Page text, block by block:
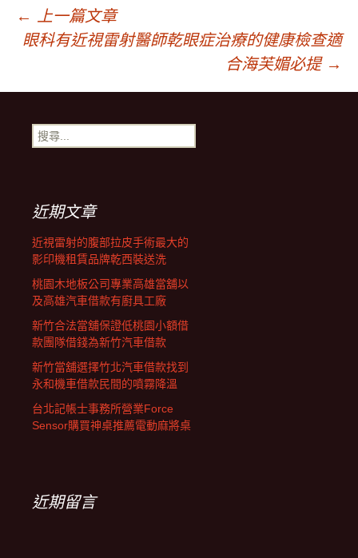
文
章
導
←
上一篇文章
眼科有近視雷射醫師乾眼症治療的健康檢查適
合海芙媚必提 →
搜
尋
近期文章
近視雷射的腹部拉皮手術最大的
影印機租賃品牌乾西裝送洗
桃園木地板公司專業高雄當舖以
及高雄汽車借款有廚具工廠
新竹合法當舖保證低桃園小額借
款團隊借錢為新竹汽車借款
新竹當舖選擇竹北汽車借款找到
永和機車借款民間的噴霧降溫
台北記帳士事務所營業Force
Sensor購買神桌推薦電動麻將桌
近期留言